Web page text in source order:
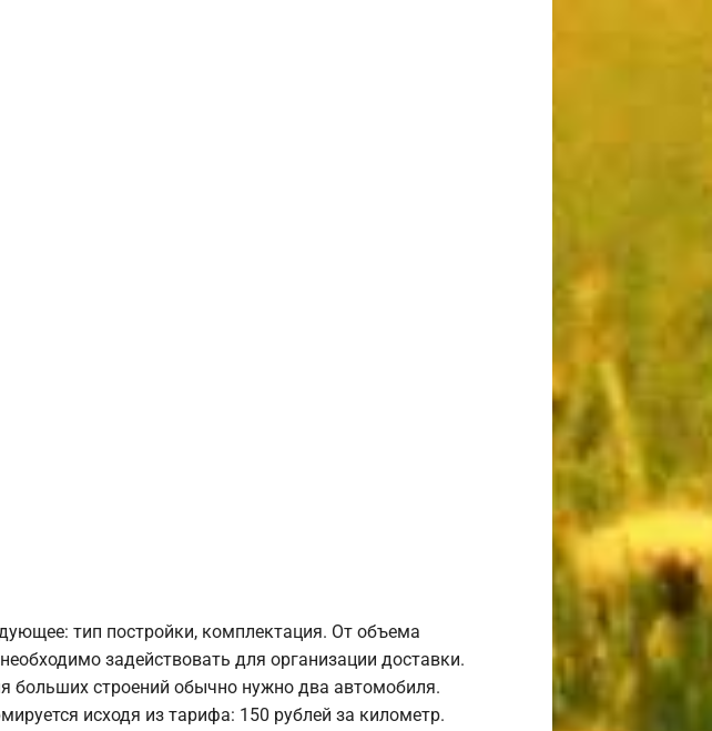
тип постройки, комплектация. От объема
задействовать для организации доставки.
строений обычно нужно два автомобиля.
исходя из тарифа: 150 рублей за километр.